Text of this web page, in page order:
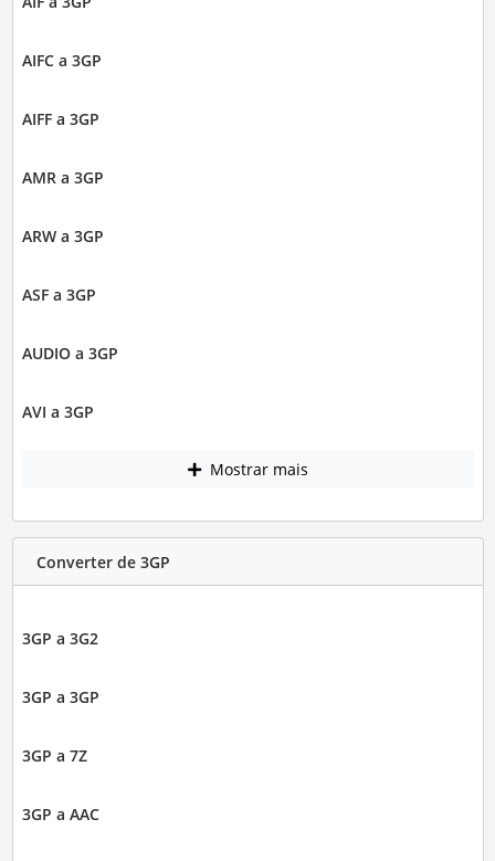
AIFC a 3GP
AIFF a 3GP
AMR a 3GP
ARW a 3GP
ASF a 3GP
AUDIO a 3GP
AVI a 3GP
Mostrar mais
Converter de 3GP
3GP a 3G2
3GP a 3GP
3GP a 7Z
3GP a AAC